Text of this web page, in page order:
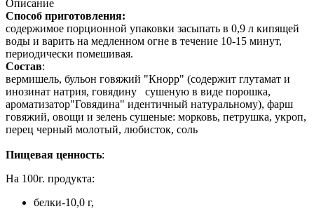
Описание
Способ приготовления:
содержимое порционной упаковки засыпать в 0,9 л кипящей
воды и варить на медленном огне в течение 10-15 минут,
периодически помешивая.
Состав:
вермишель, бульон говяжий "Кнорр" (содержит глутамат и
инозинат натрия, говядину сушеную в виде порошка,
ароматизатор"Говядина" идентичный натуральному), фарш
говяжий, овощи и зелень сушеные: морковь, петрушка, укроп,
перец черный молотый, любисток, соль
Пищевая ценность:
На 100г. продукта:
белки-10,0 г,